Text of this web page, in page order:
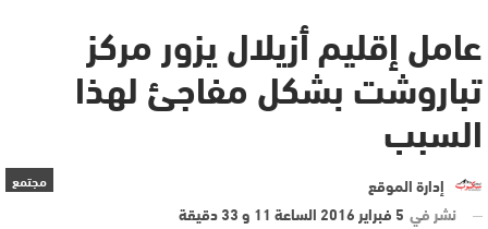
عامل إقليم أزيلال يزور مركز
تباروشت بشكل مفاجئ لهذا
السبب
مجتمع
إدارة الموقع
نشر في 5 فبراير 2016 الساعة 11 و 33 دقيقة